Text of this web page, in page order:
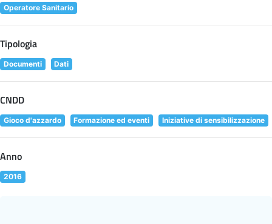
Operatore Sanitario
Tipologia
Documenti Dati
CNDD
Gioco d'azzardo Formazione ed eventi Iniziative di sensibilizzazione
Anno
2016